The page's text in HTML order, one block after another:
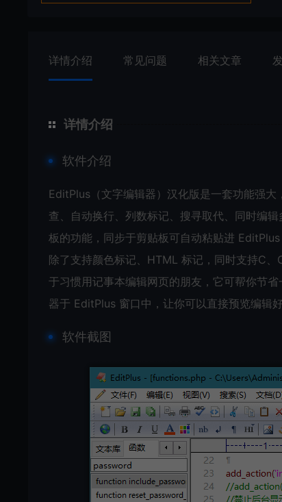
详情介绍 常见问题 相关文章
详情介绍
软件介绍
EditPlus（文字编辑器）汉化版是一套功能强
查、自动换行、列数标记、搜寻取代、同时编
板的功能，同步于剪贴板可自动粘贴进
除了支持颜色标记、HTML 标记，同时支持C
于习惯用记事本编辑网页的朋友，它可帮你节
器于 EditPlus 窗口中，让你可以直接预览编辑
软件截图